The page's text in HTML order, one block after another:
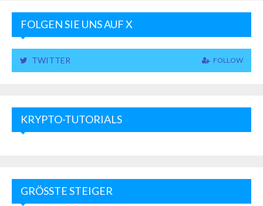
FOLGEN SIE UNS AUF X
TWITTER FOLLOW
KRYPTO-TUTORIALS
GRÖSSTE STEIGER